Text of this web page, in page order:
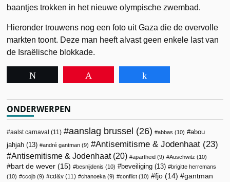
baantjes trokken in het nieuwe olympische zwembad.
Hieronder trouwens nog een foto uit Gaza die de overvolle
markten toont. Deze man heeft alvast geen enkele last van
de Israëlische blokkade.
ONDERWERPEN
aalst carnaval (11) aanslag brussel (26) abbas (10)
abou
jahjah (13) andré gantman (9) Antisemitisme & Jodenhaat (23)
Antisemitisme & Jodenhaat(20) apartheid (9) Auschwitz (10)
bart de wever (15) besnijdenis (10) beveiliging (13)
brigitte herremans
(10)
ccojb (9) cd&v (11) chanoeka (9) conflict (10) fjo (14) gantman